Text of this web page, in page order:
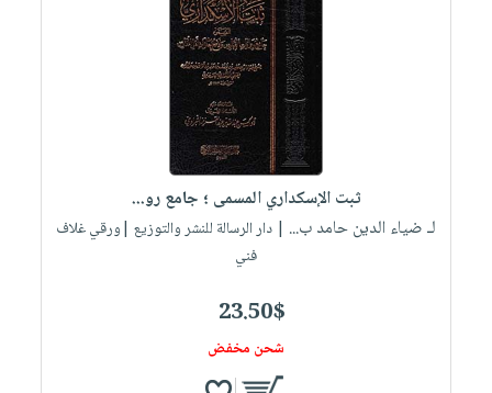
ثبت الإسكداري المسمى ؛ جامع رو...
لـ ضياء الدين حامد ب... | دار الرسالة للنشر والتوزيع |ورقي غلاف
فني
23.50$
شحن مخفض